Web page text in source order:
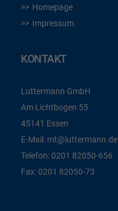
Homepage
Impressum
KONTAKT
Luttermann GmbH
Am Lichtbogen 55
45141 Essen
E-Mail: mt@luttermann.de
Telefon: 0201 82050-656
Fax: 0201 82050-73